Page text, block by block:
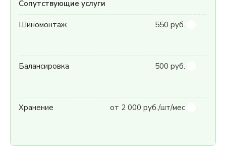
Сопутствующие услуги
Шиномонтаж 550 руб.
Балансировка 500 руб.
Хранение от 2 000 руб./шт/мес